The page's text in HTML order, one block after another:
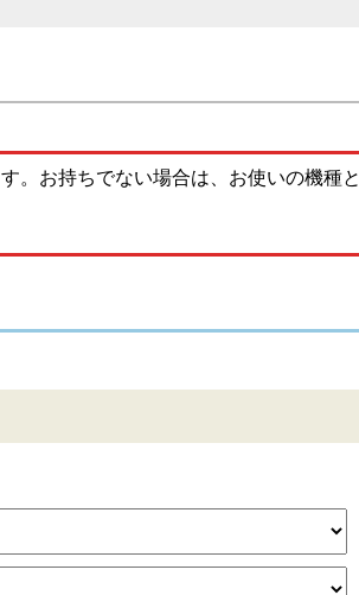
。お持ちでない場合は、お使いの機種と